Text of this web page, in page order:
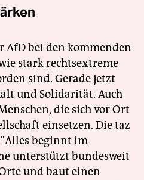
AfD bei den kommenden
stark rechtsextreme
sind. Gerade jetzt
und Solidarität. Auch
die sich vor Ort
einsetzen. Die taz
beginnt im
unterstützt bundesweit
und baut einen